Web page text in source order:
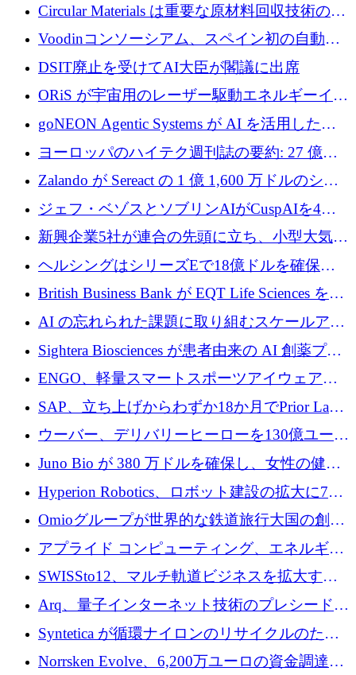
5,000 万ドルに到達
Circular Materials は重要な原材料回収技術の拡
張に 1,180 万ユーロを確保
Voodinコンソーシアム、スペイン初の自動木
製ブレード工場の建設にEU補助金4,800万ユ
ーロを確保
DSIT廃止を受けてAI大臣が閣議に出席
ORiS が宇宙用のレーザー駆動エネルギーイン
フラの構築に 500 万ユーロを調達
goNEON Agentic Systems が AI を活用したイ
ンフラ計画を加速するために 16 万ユーロを確
ヨーロッパのハイテク週刊誌の要約: 27 億ユ
ーロを超える 60 以上のハイテク資金調達取引
Zalando が Sereact の 1 億 1,600 万ドルのシリ
ーズ B に参加し、AI を活用した倉庫自動化を
ジェフ・ベゾスとソブリンAIがCuspAIを4億
5,000万ドルの資金調達で支援
新興企業5社が連合の先頭に立ち、小型大気質
センサーをEUのクリーンエア政策の中心に据
ヘルシングはシリーズEで18億ドルを確保、
ウーバーはデリバリー・ヒーローを130億ユー
銀行を立ち上げる
British Business Bank が EQT Life Sciences を
2,500 万ユーロのコミットメントで支援
AI の忘れられた課題に取り組むスケールアッ
プを実現: カメラロール
Sightera Biosciences が患者由来の AI 創薬プラ
ットフォームを拡大するために 300 万ユーロ
のプレシードをクローズ
ENGO、軽量スマートスポーツアイウェアの
進歩のために510万ユーロを調達
SAP、立ち上げからわずか18か月でPrior Labs
を10億ユーロ以上の契約で買収
ウーバー、デリバリーヒーローを130億ユーロ
の契約で買収、99か国にまたがるプラットフ
ォームを構築
Juno Bio が 380 万ドルを確保し、女性の健康
専用の初のシーケンスラボを開設
Hyperion Robotics、ロボット建設の拡大に740
万ドルを確保
Omioグループが世界的な鉄道旅行大国の創設
を目指してRail Europeを買収
アプライド コンピューティング、エネルギー
向け基盤 AI の拡張に 2,000 万ドルを調達
SWISSto12、マルチ軌道ビジネスを拡大する
ためにシリーズCで7,000万ドルを調達
Arq、量子インターネット技術のプレシードと
して140万ドルを確保
Syntetica が循環ナイロンのリサイクルのため
にシリーズ A で 3,000 万ドルを調達
Norrsken Evolve、6,200万ユーロの資金調達